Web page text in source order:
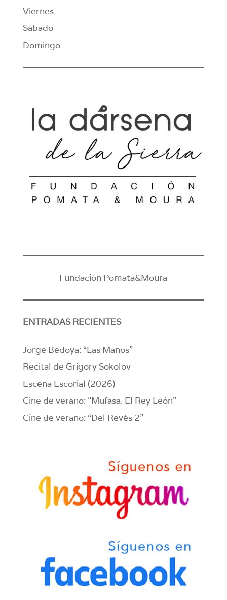
Viernes
Sábado
Domingo
Fundación Pomata&Moura
ENTRADAS RECIENTES
Jorge Bedoya: “Las Manos”
Recital de Grigory Sokolov
Escena Escorial (2026)
Cine de verano: “Mufasa. El Rey León”
Cine de verano: “Del Revés 2”